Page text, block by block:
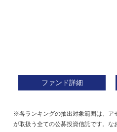
ファンド詳細
※各ランキングの抽出対象範囲は、ア
が取扱う全ての公募投資信託です。